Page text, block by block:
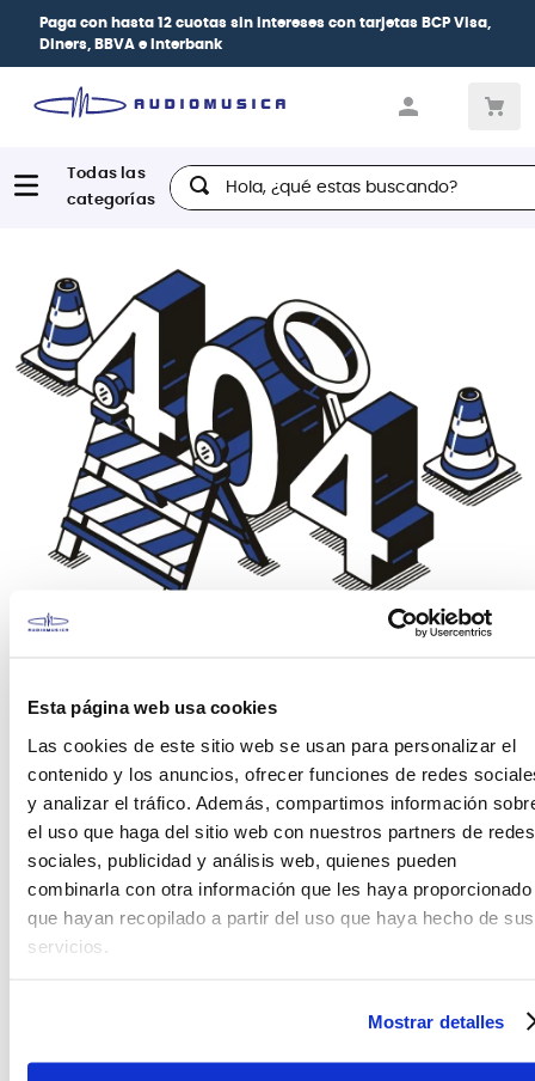
Esta página web usa cookies
Las cookies de este sitio web se usan para personalizar el
contenido y los anuncios, ofrecer funciones de redes
y analizar el tráfico. Además, compartimos información
el uso que haga del sitio web con nuestros partners de redes
sociales, publicidad y análisis web, quienes pueden
combinarla con otra información que les haya proporcionado
que hayan recopilado a partir del uso que haya hecho de sus
servicios.
Mostrar detalles
Paga con hasta 12 cuotas sin intereses con tarjetas BCP Visa,
Diners, BBVA e Interbank
Hola, ¿qué estas buscando?
No encontramos la página que estas
buscando. Porfavor verifica los carácteres en el
buscador o visita alguna de nuestras
secciones.